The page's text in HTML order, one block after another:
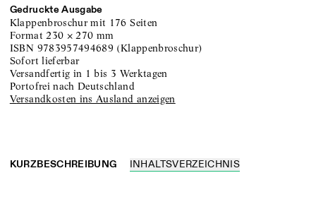
Gedruckte Ausgabe
Klappenbroschur mit 176 Seiten
Format230 ×270 mm
ISBN 9783957494689 (Klappenbroschur)
sofort lieferbar
versandfertig in 1 bis 3 Werktagen
portofrei nach Deutschland
Versandkosten ins Ausland anzeigen
KURZBESCHREIBUNG INHALTSVERZEICHNIS